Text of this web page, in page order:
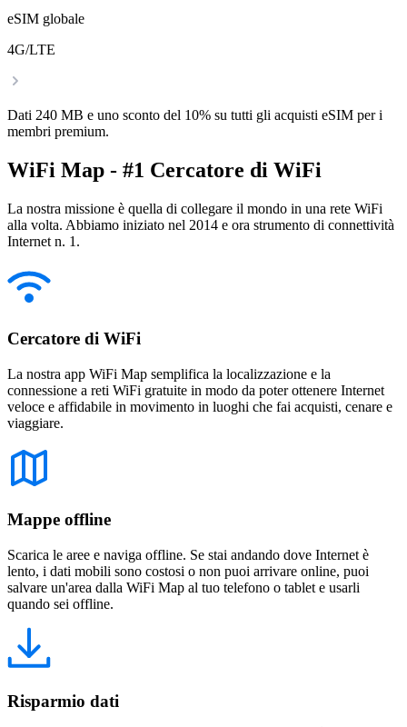
eSIM globale
4G/LTE
Dati 240 MB e uno sconto del 10% su tutti gli acquisti eSIM per i
membri premium.
WiFi Map - #1 Cercatore di WiFi
La nostra missione è quella di collegare il mondo in una rete WiFi
alla volta. Abbiamo iniziato nel 2014 e ora strumento di connettività
Internet n. 1.
Cercatore di WiFi
La nostra app WiFi Map semplifica la localizzazione e la
connessione a reti WiFi gratuite in modo da poter ottenere Internet
veloce e affidabile in movimento in luoghi che fai acquisti, cenare e
viaggiare.
Mappe offline
Scarica le aree e naviga offline. Se stai andando dove Internet è
lento, i dati mobili sono costosi o non puoi arrivare online, puoi
salvare un'area dalla WiFi Map al tuo telefono o tablet e usarli
quando sei offline.
Risparmio dati